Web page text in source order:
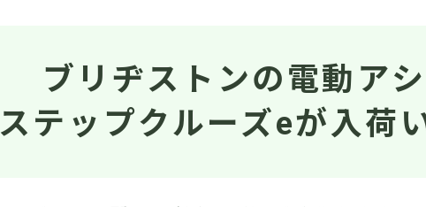
ブリヂストンの電動ア
ステップクルーズeが入荷